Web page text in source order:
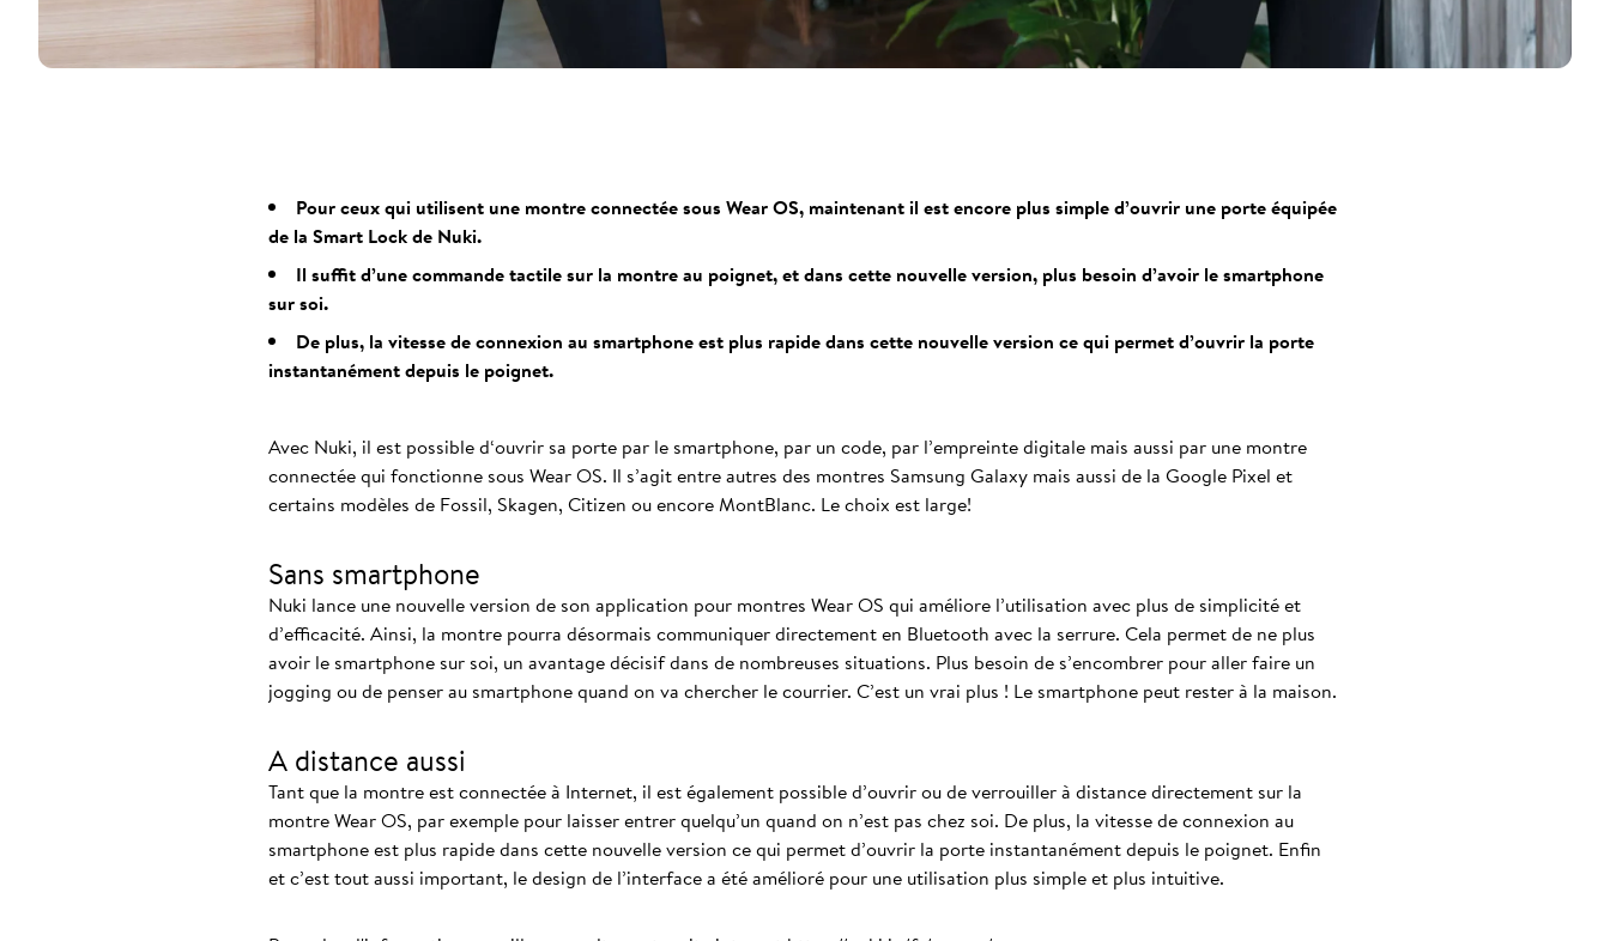
Pour ceux qui utilisent une montre connectée sous Wear OS, maintenant il est encore plus simple d’ouvrir une porte équipée
de la Smart Lock de Nuki.
Il suffit d’une commande tactile sur la montre au poignet, et dans cette nouvelle version, plus besoin d’avoir le smartphone
sur soi.
De plus, la vitesse de connexion au smartphone est plus rapide dans cette nouvelle version ce qui permet d’ouvrir la porte
instantanément depuis le poignet.
Avec Nuki, il est possible d‘ouvrir sa porte par le smartphone, par un code, par l’empreinte digitale mais aussi par une montre
connectée qui fonctionne sous Wear OS. Il s’agit entre autres des montres Samsung Galaxy mais aussi de la Google Pixel et
certains modèles de Fossil, Skagen, Citizen ou encore MontBlanc. Le choix est large!
Sans smartphone
Nuki lance une nouvelle version de son application pour montres Wear OS qui améliore l’utilisation avec plus de simplicité et
d’efficacité. Ainsi, la montre pourra désormais communiquer directement en Bluetooth avec la serrure. Cela permet de ne plus
avoir le smartphone sur soi, un avantage décisif dans de nombreuses situations. Plus besoin de s’encombrer pour aller faire un
jogging ou de penser au smartphone quand on va chercher le courrier. C’est un vrai plus ! Le smartphone peut rester à la maison.
A distance aussi
Tant que la montre est connectée à Internet, il est également possible d’ouvrir ou de verrouiller à distance directement sur la
montre Wear OS, par exemple pour laisser entrer quelqu’un quand on n’est pas chez soi. De plus, la vitesse de connexion au
smartphone est plus rapide dans cette nouvelle version ce qui permet d’ouvrir la porte instantanément depuis le poignet. Enfin
et c’est tout aussi important, le design de l’interface a été amélioré pour une utilisation plus simple et plus intuitive.